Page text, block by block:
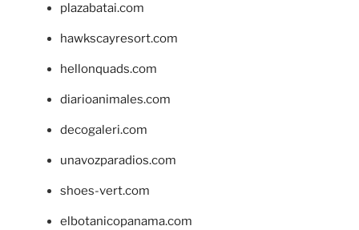
plazabatai.com
hawkscayresort.com
hellonquads.com
diarioanimales.com
decogaleri.com
unavozparadios.com
shoes-vert.com
elbotanicopanama.com